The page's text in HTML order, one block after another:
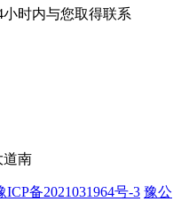
时内与您取得联系
道南
ICP备2021031964号-3 豫公